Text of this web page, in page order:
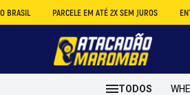
PARCELE EM ATÉ 2X SEM JUROS
TODOS